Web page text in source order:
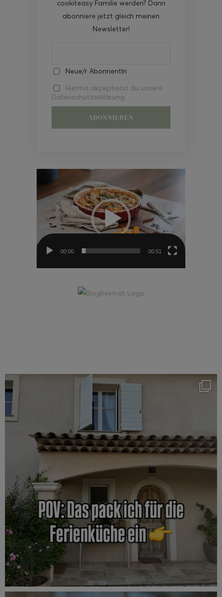
cookiteasy Familie werden? Dann
abonniere jetzt gleich meinen
Newsletter!
Neue/r AbonnentIn
Hiermit akzeptierst du unsere
Datenschutzerklärung.
Video-
00:00 00:51